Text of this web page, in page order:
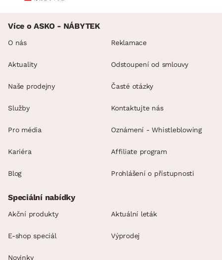
Více o ASKO - NÁBYTEK
O nás
Aktuality
Naše prodejny
Služby
Pro média
Kariéra
Blog
Reklamace
Odstoupení od smlouvy
Časté otázky
Kontaktujte nás
Oznámení - Whistleblowing
Affiliate program
Prohlášení o přístupnosti
Speciální nabídky
Akční produkty Aktuální leták
E-shop speciál Výprodej
Novinky